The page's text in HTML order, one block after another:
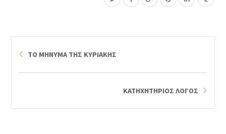
ΤΟ ΜΗΝΥΜΑ ΤΗΣ ΚΥΡΙΑΚΗΣ
ΚΑΤΗΧΗΤΗΡΙΟΣ ΛΟΓΟΣ